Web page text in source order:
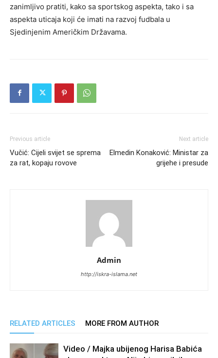
zanimljivo pratiti, kako sa sportskog aspekta, tako i sa
aspekta uticaja koji će imati na razvoj fudbala u
Sjedinjenim Američkim Državama.
Previous article
Vučić: Cijeli svijet se sprema
za rat, kopaju rovove
Next article
Elmedin Konaković: Ministar za
grijehe i presude
Admin
http://iskra-islama.net
RELATED ARTICLES MORE FROM AUTHOR
Video / Majka ubijenog Harisa Babića